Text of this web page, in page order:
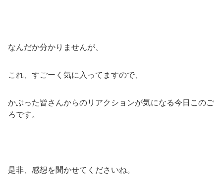
なんだか分かりませんが、
これ、すごーく気に入ってますので、
かぶった皆さんからのリアクションが気になる今日このご
ろです。
是非、感想を聞かせてくださいね。